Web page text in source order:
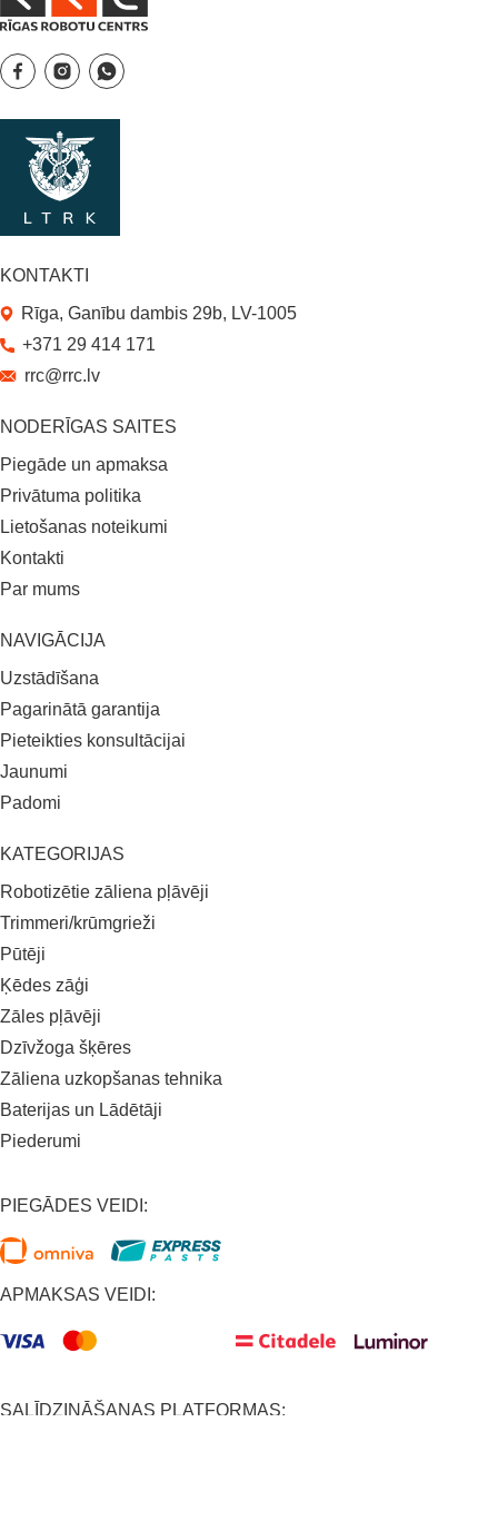
KATEGORIJAS
Robotizētie zāliena pļāvēji
Trimmeri/krūmgrieži
Pūtēji
Ķēdes zāģi
Zāles pļāvēji
Dzīvžoga šķēres
Zāliena uzkopšanas tehnika
Baterijas un Lādētāji
Piederumi
NAVIGĀCIJA
Uzstādīšana
Pagarinātā garantija
Pieteikties konsultācijai
Jaunumi
Padomi
NODERĪGAS SAITES
Piegāde un apmaksa
Privātuma politika
Lietošanas noteikumi
Kontakti
Par mums
KONTAKTI
Rīga, Ganību dambis 29b, LV-1005
+371 29 414 171
rrc@rrc.lv
PIEGĀDES VEIDI:
APMAKSAS VEIDI:
SALĪDZINĀŠANAS PLATFORMAS: